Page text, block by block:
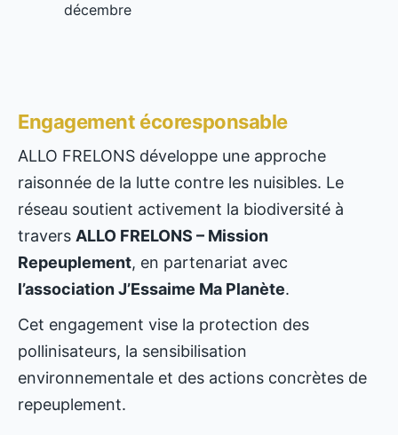
décembre
Engagement écoresponsable
ALLO FRELONS développe une approche
raisonnée de la lutte contre les nuisibles. Le
réseau soutient activement la biodiversité à
travers ALLO FRELONS – Mission
Repeuplement, en partenariat avec
l’association J’Essaime Ma Planète.
Cet engagement vise la protection des
pollinisateurs, la sensibilisation
environnementale et des actions concrètes de
repeuplement.